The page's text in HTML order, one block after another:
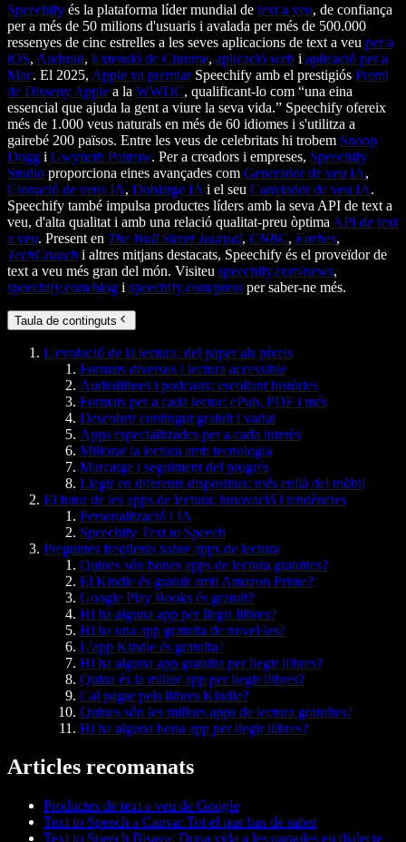
Speechify és la plataforma líder mundial de text a veu, de confiança
per a més de 50 milions d'usuaris i avalada per més de 500.000
ressenyes de cinc estrelles a les seves aplicacions de text a veu per a
iOS, Android, Extensió de Chrome, aplicació web i aplicació per a
Mac. El 2025, Apple va premiarSpeechify amb el prestigiós Premi
de Disseny Apple a la WWDC, qualificant-lo com “una eina
essencial que ajuda la gent a viure la seva vida.” Speechify ofereix
més de 1.000 veus naturals en més de 60 idiomes i s'utilitza a
gairebé 200 països. Entre les veus de celebritats hi trobem Snoop
Dogg i Gwyneth Paltrow. Per a creadors i empreses, Speechify
Studio proporciona eines avançades com Generador de veu IA,
Clonació de veus IA, Doblatge IA i el seu Canviador de veu IA.
Speechify també impulsa productes líders amb la seva API de text a
veu, d'alta qualitat i amb una relació qualitat-preu òptima API de text
a veu. Present en The Wall Street Journal, CNBC, Forbes,
TechCrunch i altres mitjans destacats, Speechify és el proveïdor de
text a veu més gran del món. Visiteu speechify.com/news,
speechify.com/blog i speechify.com/press per saber-ne més.
Taula de continguts
L'evolució de la lectura: del paper als píxels
Formats diversos i lectura accessible
Audiollibres i podcasts: escoltant històries
Formats per a cada lector: ePub, PDF i més
Descobrir contingut gratuït i variat
Apps especialitzades per a cada interès
Millorar la lectura amb tecnologia
Marcatge i seguiment del progrés
Llegir en diferents dispositius: més enllà del mòbil
El futur de les apps de lectura: innovació i tendències
Personalització i IA
Speechify Text to Speech
Preguntes freqüents sobre apps de lectura
Quines són bones apps de lectura gratuïtes?
El Kindle és gratuït amb Amazon Prime?
Google Play Books és gratuït?
Hi ha alguna app per llegir llibres?
Hi ha una app gratuïta de novel·les?
L’app Kindle és gratuïta?
Hi ha alguna app gratuïta per llegir llibres?
Quina és la millor app per llegir llibres?
Cal pagar pels llibres Kindle?
Quines són les millors apps de lectura gratuïtes?
Hi ha alguna bona app per llegir llibres?
Articles recomanats
Productes de text a veu de Google
Text to Speech a Canva: Tot el que has de saber
Text to Speech Bisaya: Dona vida a les paraules en dialecte